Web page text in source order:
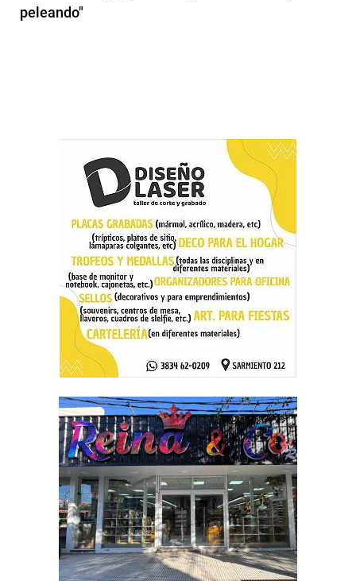
peleando"